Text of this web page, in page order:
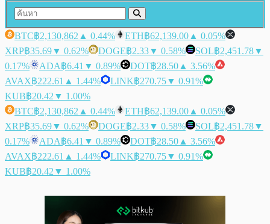
BTC฿2,130,862 ▲ 0.44% ETH฿62,139.00 ▲ 0.05%
XRP฿35.69▼ 0.62% DOGE฿2.33▼ 0.58% SOL฿2,451.78▼
0.17%
ADA฿6.41 ▼ 0.89% DOT฿28.50 ▲ 3.56%
AVAX฿222.61 ▲ 1.44% LINK฿270.75▼ 0.91%
KUB฿20.42 ▼ 1.00%
BTC฿2,130,862 ▲ 0.44% ETH฿62,139.00 ▲ 0.05%
XRP฿35.69▼ 0.62% DOGE฿2.33▼ 0.58% SOL฿2,451.78▼
0.17%
ADA฿6.41 ▼ 0.89% DOT฿28.50 ▲ 3.56%
AVAX฿222.61 ▲ 1.44% LINK฿270.75▼ 0.91%
KUB฿20.42 ▼ 1.00%